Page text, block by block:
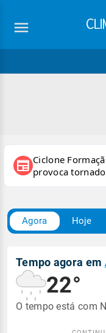
newspaper Ciclone
provoca
no RS
Agora Hoje
Tempo agora em
22°
O tempo está com